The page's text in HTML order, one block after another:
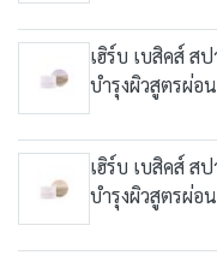
เฮิร์บ เบสิคส์ ส
บำรุงผิวสูตรผ่อ
เฮิร์บ เบสิคส์ ส
บำรุงผิวสูตรผ่อ